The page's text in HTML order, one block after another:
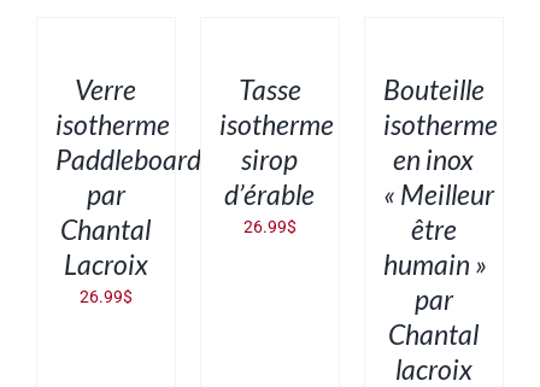
DÉTAILSVerre
isotherme
Paddleboard
par
Chantal
Lacroix
26.99$
DÉTAILSTasse
isotherme
sirop
d’érable
26.99$
DÉTAILS
Bouteille
isotherme
en inox
« Meilleur
être
humain »
par
Chantal
lacroix